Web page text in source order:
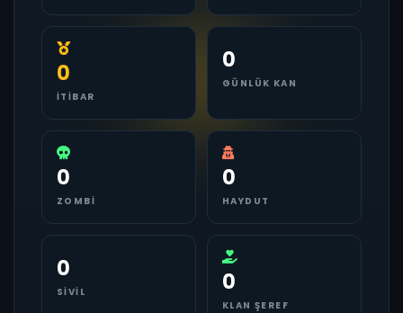
0
İTIBAR
0
GÜNLÜK KAN
0
ZOMBI
0
HAYDUT
0
SIVIL 0
KLAN ŞEREF